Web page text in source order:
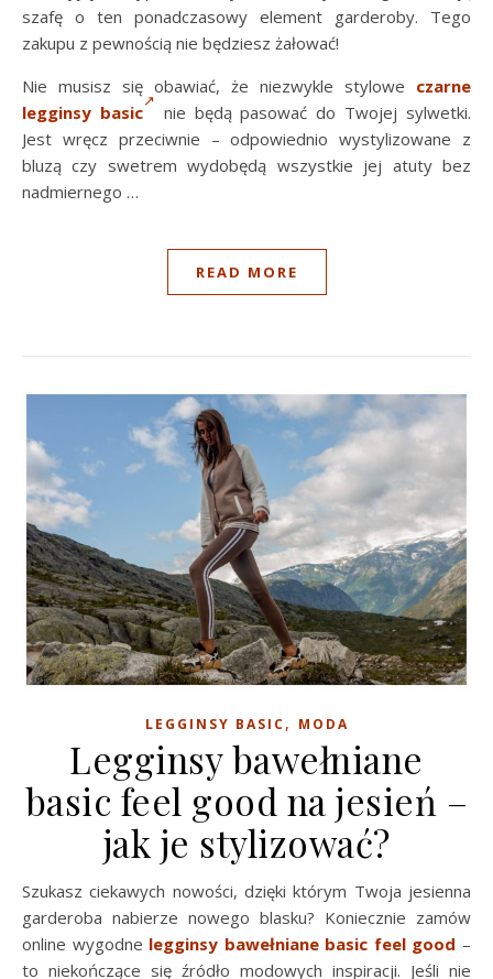
szafę o ten ponadczasowy element garderoby. Tego
zakupu z pewnością nie będziesz żałować!
Nie musisz się obawiać, że niezwykle stylowe czarne
legginsy basic
nie będą pasować do Twojej sylwetki.
Jest wręcz przeciwnie – odpowiednio wystylizowane z
bluzą czy swetrem wydobędą wszystkie jej atuty bez
nadmiernego …
READ MORE
LEGGINSY BASIC, MODA
Legginsy bawełniane
basic feel good na jesień –
jak je stylizować?
Szukasz ciekawych nowości, dzięki którym Twoja jesienna
garderoba nabierze nowego blasku? Koniecznie zamów
online wygodne legginsy bawełniane basic feel good –
to niekończące się źródło modowych inspiracji. Jeśli nie